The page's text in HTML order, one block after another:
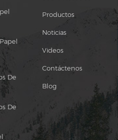
De
De
Productos
Noticias
Videos
Contáctenos
Blog